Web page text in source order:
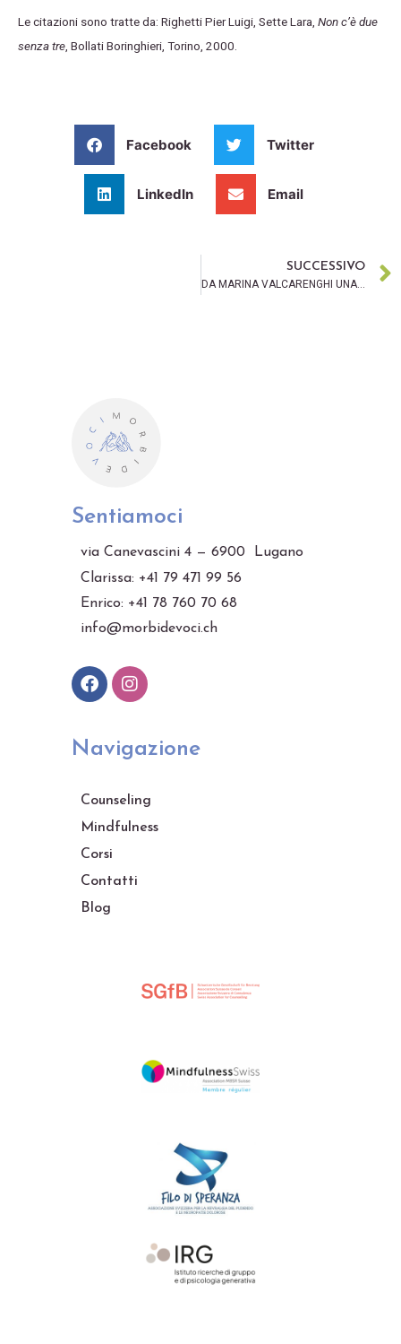
Le citazioni sono tratte da: Righetti Pier Luigi, Sette Lara, Non c’è due
senza tre , Bollati Boringhieri, Torino, 2000.
Facebook Twitter
LinkedIn Email
SUCCESSIVO
DA MARINA VALCARENGHI UNA LEZIONE DI RISPETTO
Sentiamoci
via Canevascini 4 — 6900 Lugano
Clarissa: +41 79 471 99 56
Enrico: +41 78 760 70 68
info@morbidevoci.ch
Navigazione
Counseling
Mindfulness
Corsi
Contatti
Blog